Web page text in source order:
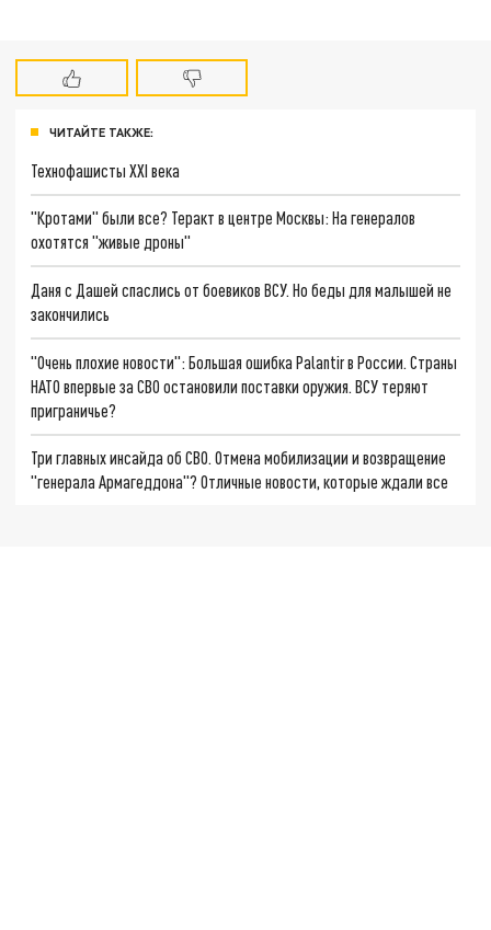
ЧИТАЙТЕ ТАКЖЕ:
Технофашисты XXI века
"Кротами" были все? Теракт в центре Москвы: На генералов
охотятся "живые дроны"
Даня с Дашей спаслись от боевиков ВСУ. Но беды для малышей не
закончились
"Очень плохие новости": Большая ошибка Palantir в России. Страны
НАТО впервые за СВО остановили поставки оружия. ВСУ теряют
приграничье?
Три главных инсайда об СВО. Отмена мобилизации и возвращение
"генерала Армагеддона"? Отличные новости, которые ждали все